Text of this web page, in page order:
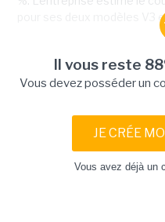
pour ses deux modèles V3
Il vous reste
Vous devez posséder un
JE CRÉE
Vous avez déjà un